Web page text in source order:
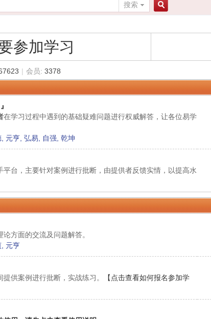
搜索
索
参加学习
| 会员: 3378
在学习过程中遇到的基础疑难问题进行权威解答，让各位易学
元亨 弘易 自强 乾坤
平台，主要针对案例进行批断，由提供者反馈实情，以提高水
方面的交流及问题解答。
元亨
供案例进行批断，实战练习。
【点击查看如何报名参加学